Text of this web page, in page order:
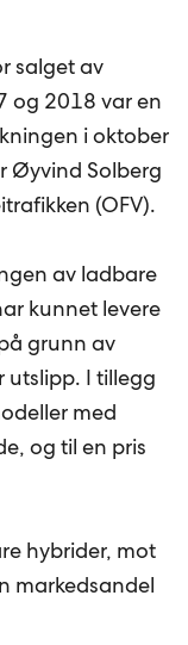
salget av
og 2018 var en
i oktober
Øyvind Solberg
(OFV).
av ladbare
kunnet levere
grunn av
utslipp. I tillegg
med
og til en pris
hybrider, mot
markedsandel